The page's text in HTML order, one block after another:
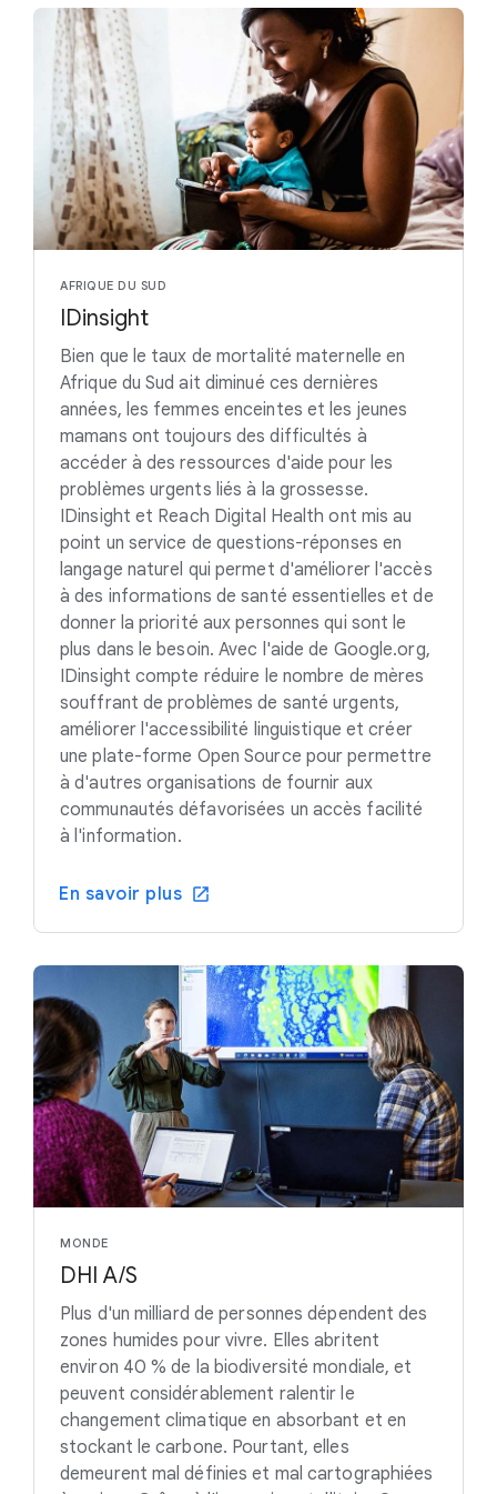
AFRIQUE DU SUD
IDinsight
Bien que le taux de mortalité maternelle en
Afrique du Sud ait diminué ces dernières
années, les femmes enceintes et les jeunes
mamans ont toujours des difficultés à
accéder à des ressources d'aide pour les
problèmes urgents liés à la grossesse.
IDinsight et Reach Digital Health ont mis au
point un service de questions-réponses en
langage naturel qui permet d'améliorer l'accès
à des informations de santé essentielles et de
donner la priorité aux personnes qui sont le
plus dans le besoin. Avec l'aide de Google.org,
IDinsight compte réduire le nombre de mères
souffrant de problèmes de santé urgents,
améliorer l'accessibilité linguistique et créer
une plate-forme Open Source pour permettre
à d'autres organisations de fournir aux
communautés défavorisées un accès facilité
à l'information.
En savoir plus
MONDE
DHI A/S
Plus d'un milliard de personnes dépendent des
zones humides pour vivre. Elles abritent
environ 40 % de la biodiversité mondiale, et
peuvent considérablement ralentir le
changement climatique en absorbant et en
stockant le carbone. Pourtant, elles
demeurent mal définies et mal cartographiées